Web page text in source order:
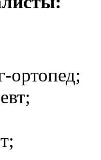
ортопед;